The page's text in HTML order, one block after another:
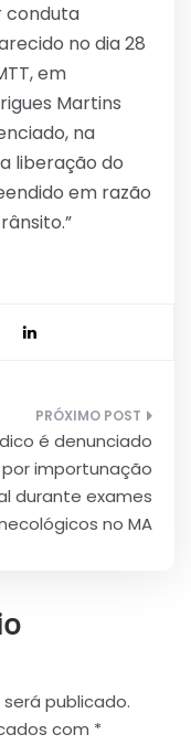
conduta
no dia 28
em
Martins
na
liberação do
em razão
é denunciado
por importunação
durante exames
no MA
publicado.
com *